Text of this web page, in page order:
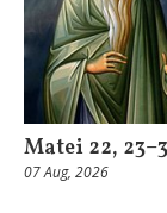
Matei 22,
07 Aug, 2026